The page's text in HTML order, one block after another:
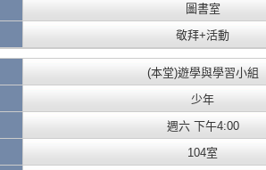
圖書室
敬拜+活動
(本堂)遊學與學習小組
少年
週六 下午4:00
104室